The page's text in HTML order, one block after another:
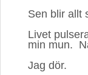
Sen blir allt
Livet
min mun.
Jag dör.